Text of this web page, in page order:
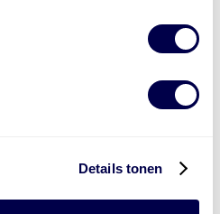
Details tonen